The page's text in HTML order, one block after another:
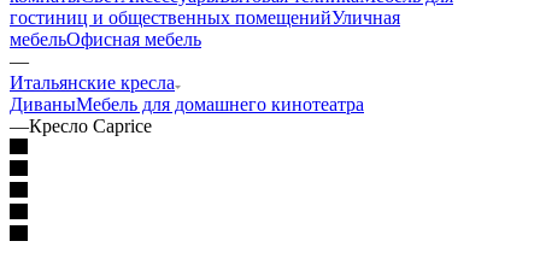
гостиниц и общественных помещенийУличная
мебельОфисная мебель
—
Итальянские кресла
ДиваныМебель для домашнего кинотеатра
—Кресло Caprice